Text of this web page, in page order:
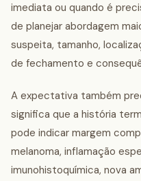
imediata ou quando é
de planejar abordagem
suspeita, tamanho,
de fechamento e
A expectativa também
significa que a história
pode indicar margem
melanoma, inflamação
imunohistoquímica, nova